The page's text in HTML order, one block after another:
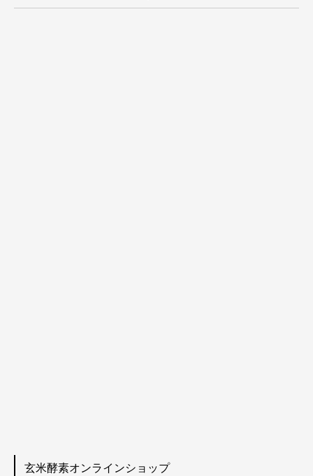
玄米酵素オンラインショップ